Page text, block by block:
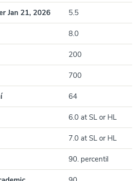
Jan 21, 2026 5.5
8.0
200
700
64
6.0 at SL or HL
7.0 at SL or HL
90. percentil